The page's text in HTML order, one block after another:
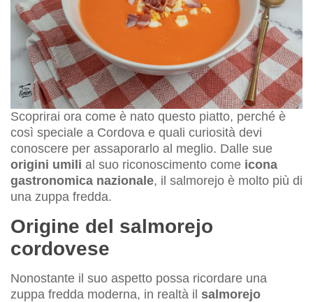
Scoprirai ora come è nato questo piatto, perché è
così speciale a Cordova e quali curiosità devi
conoscere per assaporarlo al meglio. Dalle sue
origini umili al suo riconoscimento come icona
gastronomica nazionale, il salmorejo è molto più di
una zuppa fredda.
Origine del salmorejo
cordovese
Nonostante il suo aspetto possa ricordare una
zuppa fredda moderna, in realtà il salmorejo